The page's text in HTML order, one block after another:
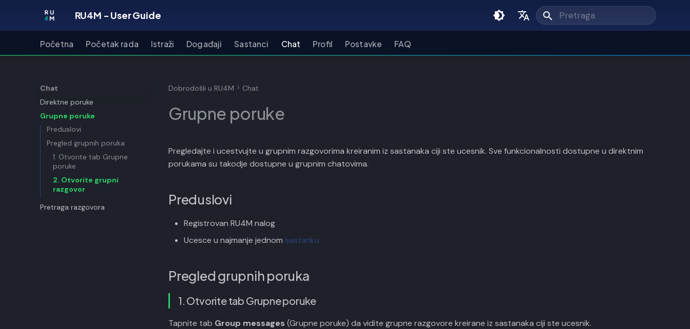
RU4M - User Guide
Srpski
Unesi pojam pretrage
Početna Početak rada Istraži Događaji Sastanci Chat Profil Postavke FAQ
Chat
Direktne poruke
Grupne poruke
Preduslovi
Pregled grupnih poruka
1. Otvorite tab Grupne
poruke
2. Otvorite grupni
razgovor
Pretraga razgovora
Dobrodošli u RU4M Chat
Grupne poruke
Pregledajte i ucestvujte u grupnim razgovorima kreiranim iz sastanaka ciji ste ucesnik. Sve funkcionalnosti dostupne u direktnim
porukama su takodje dostupne u grupnim chatovima.
Preduslovi
Registrovan RU4M nalog
Ucesce u najmanje jednom sastanku
Pregled grupnih poruka
1. Otvorite tab Grupne poruke
Tapnite tab Group messages (Grupne poruke) da vidite grupne razgovore kreirane iz sastanaka ciji ste ucesnik.